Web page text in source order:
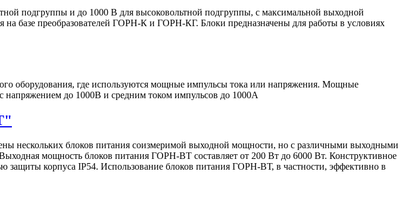
подгруппы и до 1000 В для высоковольтной подгруппы, с максимальной выходной
базе преобразователей ГОРН-К и ГОРН-КГ. Блоки предназначены для работы в условиях
оборудования, где используются мощные импульсы тока или напряжения. Мощные
до 1000В и средним током импульсов до 1000А
нескольких блоков питания соизмеримой выходной мощности, но с различными выходными
мощность блоков питания ГОРН-ВТ составляет от 200 Вт до 6000 Вт. Конструктивное
защиты корпуса IP54. Использование блоков питания ГОРН-ВТ, в частности, эффективно в